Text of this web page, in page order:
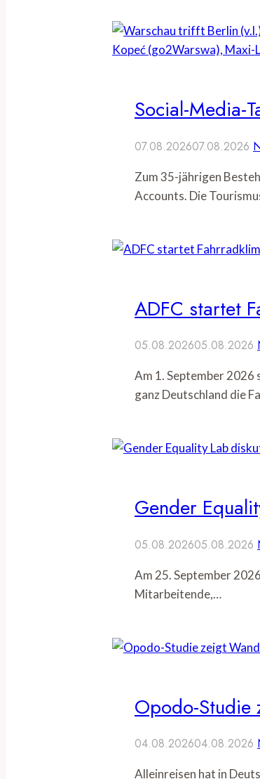
Social-Media-
07.08.202607.08.2026
Zum 35-jährigen
Accounts. Die
ADFC startet
05.08.202605.08.2026
Am 1. September 2026
ganz Deutschland die
Gender
05.08.202605.08.2026
Am 25. September
Mitarbeitende,…
Opodo-Studie
04.08.202604.08.2026
Alleinreisen hat in